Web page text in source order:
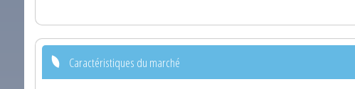
Caractéristiques du marché